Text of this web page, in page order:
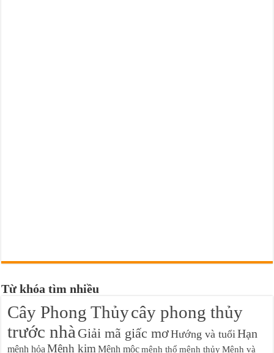
Từ khóa tìm nhiều
Cây Phong Thủycây phong thủy
trước nhà Giải mã giấc mơHướng và tuổi Hạn
mệnh hỏaMệnh kim Mệnh mộcmệnh thổ mệnh thủyMệnh và